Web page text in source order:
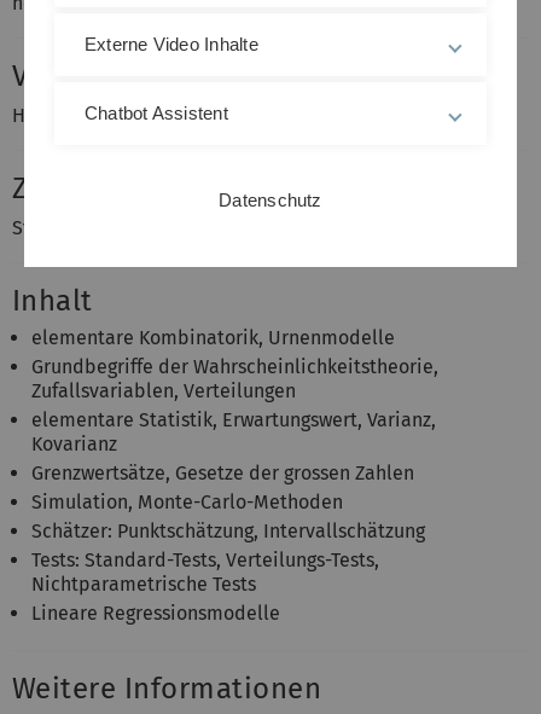
Voraussetzungen
Höhere Mathematik
Zielgruppe
Studenten von nicht-mathematischen Studiengängen
Inhalt
elementare Kombinatorik, Urnenmodelle
Grundbegriffe der Wahrscheinlichkeitstheorie,
Zufallsvariablen, Verteilungen
elementare Statistik, Erwartungswert, Varianz,
Kovarianz
Grenzwertsätze, Gesetze der grossen Zahlen
Simulation, Monte-Carlo-Methoden
Schätzer: Punktschätzung, Intervallschätzung
Tests: Standard-Tests, Verteilungs-Tests,
Nichtparametrische Tests
Lineare Regressionsmodelle
Weitere Informationen
Externe Video Inhalte
Chatbot Assistent
Datenschutz